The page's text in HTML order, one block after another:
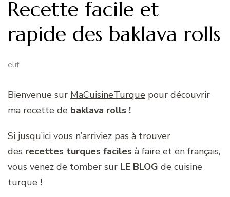
Recette facile et
rapide des baklava rolls
elif
Bienvenue sur MaCuisineTurque pour découvrir
ma recette de baklava rolls !
Si jusqu’ici vous n’arriviez pas à trouver
des recettes turques faciles à faire et en français,
vous venez de tomber sur LE BLOG de cuisine
turque !